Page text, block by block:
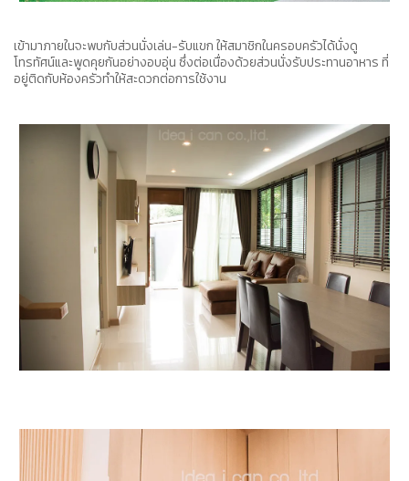
เข้ามาภายในจะพบกับส่วนนั่งเล่น-รับแขก ให้สมาชิกในครอบครัวได้นั่งดู
โทรทัศน์และพูดคุยกันอย่างอบอุ่น ซึ่งต่อเนื่องด้วยส่วนนั่งรับประทานอาหาร ที่
อยู่ติดกับห้องครัวทำให้สะดวกต่อการใช้งาน